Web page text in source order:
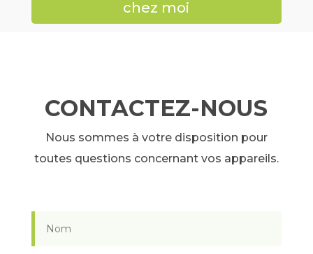
chez moi
CONTACTEZ-NOUS
Nous sommes à votre disposition pour
toutes questions concernant vos appareils.